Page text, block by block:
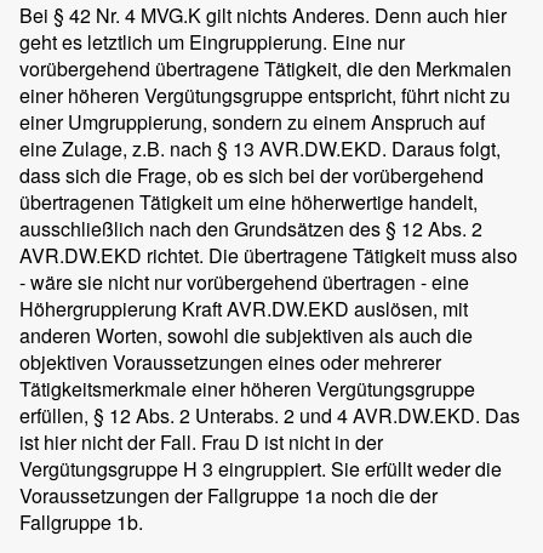
Bei § 42 Nr. 4 MVG.K gilt nichts Anderes. Denn auch hier
geht es letztlich um Eingruppierung. Eine nur
vorübergehend übertragene Tätigkeit, die den Merkmalen
einer höheren Vergütungsgruppe entspricht, führt nicht zu
einer Umgruppierung, sondern zu einem Anspruch auf
eine Zulage, z.B. nach § 13 AVR.DW.EKD. Daraus folgt,
dass sich die Frage, ob es sich bei der vorübergehend
übertragenen Tätigkeit um eine höherwertige handelt,
ausschließlich nach den Grundsätzen des § 12 Abs. 2
AVR.DW.EKD richtet. Die übertragene Tätigkeit muss also
- wäre sie nicht nur vorübergehend übertragen - eine
Höhergruppierung Kraft AVR.DW.EKD auslösen, mit
anderen Worten, sowohl die subjektiven als auch die
objektiven Voraussetzungen eines oder mehrerer
Tätigkeitsmerkmale einer höheren Vergütungsgruppe
erfüllen, § 12 Abs. 2 Unterabs. 2 und 4 AVR.DW.EKD. Das
ist hier nicht der Fall. Frau D ist nicht in der
Vergütungsgruppe H 3 eingruppiert. Sie erfüllt weder die
Voraussetzungen der Fallgruppe 1a noch die der
Fallgruppe 1b.